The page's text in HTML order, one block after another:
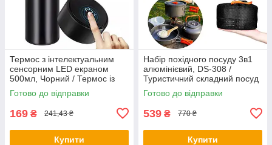
Термос з інтелектуальним
сенсорним LED екраном
500мл, Чорний / Термос із
нержавіючої сталі
Готово до відправки
169 ₴ 241,43 ₴
Купити
Набір похідного посуду 3в1
алюмінієвий, DS-308 /
Туристичний складний посуд
(чайник, каструля,
сковорідка)
Готово до відправки
539 ₴ 770 ₴
Купити